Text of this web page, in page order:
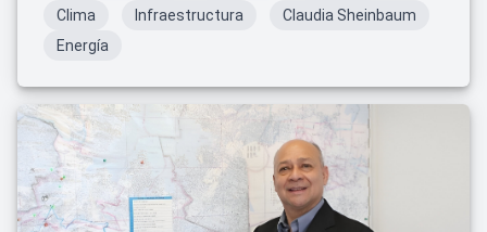
Clima
Infraestructura
Claudia Sheinbaum
Energía